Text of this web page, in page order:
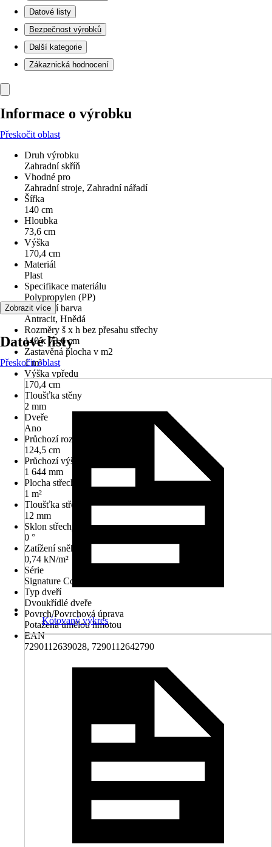
Datové listy
Bezpečnost výrobků
Další kategorie
Zákaznická hodnocení
Informace o výrobku
Přeskočit oblast
Druh výrobku
Zahradní skříň
Vhodné pro
Zahradní stroje, Zahradní nářadí
Šířka
140 cm
Hloubka
73,6 cm
Výška
170,4 cm
Materiál
Plast
Specifikace materiálu
Polypropylen (PP)
Základní barva
Antracit, Hnědá
Rozměry š x h bez přesahu střechy
140 x 73,6 cm
Zastavěná plocha v m2
1 m²
Výška vpředu
170,4 cm
Tloušťka stěny
2 mm
Dveře
Ano
Průchozí rozměr dveří
124,5 cm
Průchozí výška
1 644 mm
Plocha střechy
1 m²
Tloušťka střechy
12 mm
Sklon střechy
0 °
Zatížení sněhem
0,74 kN/m²
Série
Signature Collection
Typ dveří
Dvoukřídlé dveře
Povrch/Povrchová úprava
Potažená umělou hmotou
EAN
7290112639028, 7290112642790
Zobrazit více
Datové listy
Přeskočit oblast
Kótovaný výkres